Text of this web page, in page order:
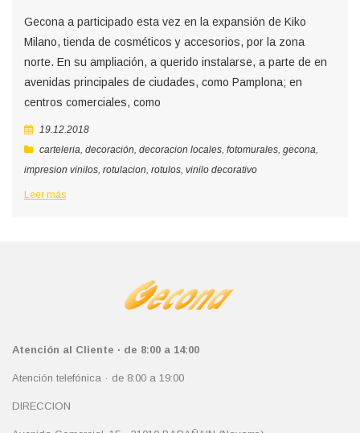
Gecona a participado esta vez en la expansión de Kiko
Milano, tienda de cosméticos y accesorios, por la zona
norte. En su ampliación, a querido instalarse, a parte de en
avenidas principales de ciudades, como Pamplona; en
centros comerciales, como
19.12.2018
carteleria, decoración, decoracion locales, fotomurales, gecona,
impresion vinilos, rotulacion, rotulos, vinilo decorativo
Leer más
Atención al Cliente · de 8:00 a 14:00
Atención telefónica · de 8:00 a 19:00
DIRECCION